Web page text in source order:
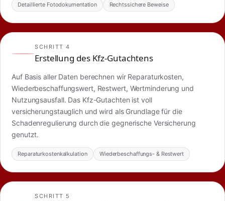
Detaillierte Fotodokumentation Rechtssichere Beweise
SCHRITT 4
Erstellung des Kfz-Gutachtens
Auf Basis aller Daten berechnen wir Reparaturkosten,
Wiederbeschaffungswert, Restwert, Wertminderung und
Nutzungsausfall. Das Kfz-Gutachten ist voll
versicherungstauglich und wird als Grundlage für die
Schadenregulierung durch die gegnerische Versicherung
genutzt.
Reparaturkostenkalkulation Wiederbeschaffungs- & Restwert
SCHRITT 5